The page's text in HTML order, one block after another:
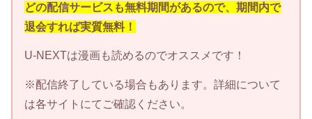
どの配信サービスも無料期間があるので、期間内で
退会すれば実質無料！
U-NEXTは漫画も読めるのでオススメです！
※配信終了している場合もあります。詳細について
は各サイトにてご確認ください。